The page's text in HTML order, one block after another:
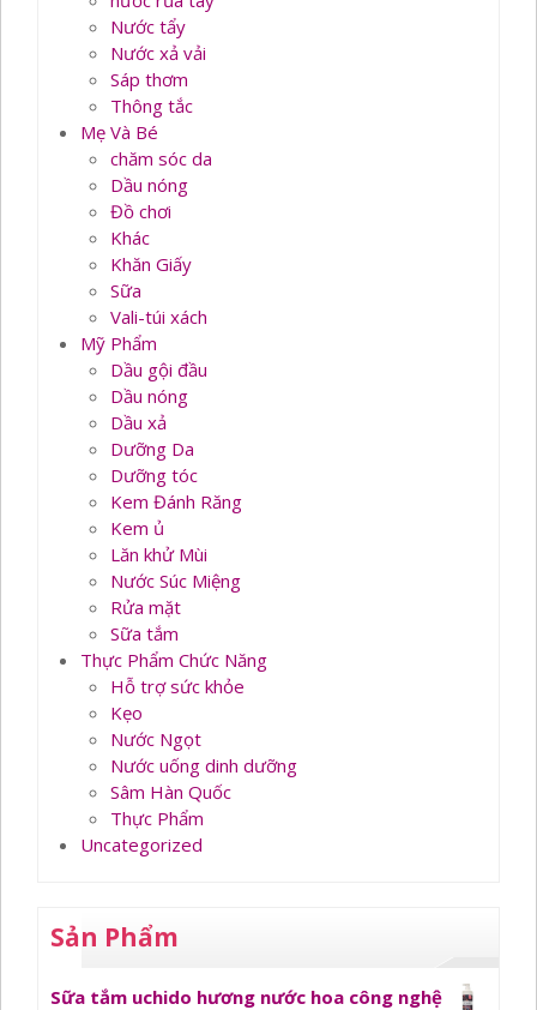
Nước tẩy
Nước xả vải
Sáp thơm
Thông tắc
Mẹ Và Bé
chăm sóc da
Dầu nóng
Đồ chơi
Khác
Khăn Giấy
Sữa
Vali-túi xách
Mỹ Phẩm
Dầu gội đầu
Dầu nóng
Dầu xả
Dưỡng Da
Dưỡng tóc
Kem Đánh Răng
Kem ủ
Lăn khử Mùi
Nước Súc Miệng
Rửa mặt
Sữa tắm
Thực Phẩm Chức Năng
Hỗ trợ sức khỏe
Kẹo
Nước Ngọt
Nước uống dinh dưỡng
Sâm Hàn Quốc
Thực Phẩm
Uncategorized
Sản Phẩm
Sữa tắm uchido hương nước hoa công nghệ